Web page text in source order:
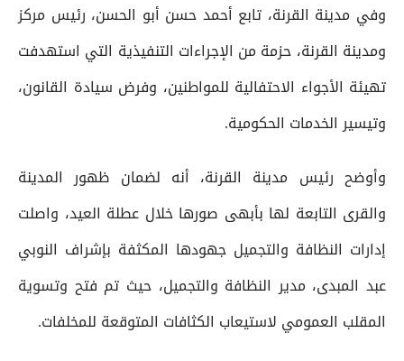
وفي مدينة القرنة، تابع أحمد حسن أبو الحسن، رئيس مركز
ومدينة القرنة، حزمة من الإجراءات التنفيذية التي استهدفت
تهيئة الأجواء الاحتفالية للمواطنين، وفرض سيادة القانون،
وتيسير الخدمات الحكومية.
وأوضح رئيس مدينة القرنة، أنه لضمان ظهور المدينة
والقرى التابعة لها بأبهى صورها خلال عطلة العيد، واصلت
إدارات النظافة والتجميل جهودها المكثفة بإشراف النوبي
عبد المبدى، مدير النظافة والتجميل، حيث تم فتح وتسوية
المقلب العمومي لاستيعاب الكثافات المتوقعة للمخلفات.